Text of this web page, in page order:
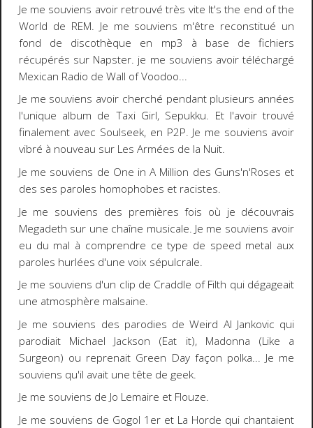
Je me souviens avoir retrouvé très vite It's the end of the
World de REM. Je me souviens m'être reconstitué un
fond de discothèque en mp3 à base de fichiers
récupérés sur Napster. je me souviens avoir téléchargé
Mexican Radio de Wall of Voodoo...
Je me souviens avoir cherché pendant plusieurs années
l'unique album de Taxi Girl, Sepukku. Et l'avoir trouvé
finalement avec Soulseek, en P2P. Je me souviens avoir
vibré à nouveau sur Les Armées de la Nuit.
Je me souviens de One in A Million des Guns'n'Roses et
des ses paroles homophobes et racistes.
Je me souviens des premières fois où je découvrais
Megadeth sur une chaîne musicale. Je me souviens avoir
eu du mal à comprendre ce type de speed metal aux
paroles hurlées d'une voix sépulcrale.
Je me souviens d'un clip de Craddle of Filth qui dégageait
une atmosphère malsaine.
Je me souviens des parodies deWeird Al Jankovic qui
parodiait Michael Jackson (Eat it), Madonna (Like a
Surgeon) ou reprenait Green Dayfaçon polka... Je me
souviens qu'il avait une tête de geek.
Je me souviens de Jo Lemaire et Flouze.
Je me souviens de Gogol 1er et La Horde qui chantaient